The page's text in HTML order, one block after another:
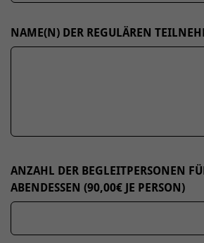
NAME(N) DER REGULÄREN
ANZAHL DER BEGLEITPERSONEN
ABENDESSEN (90,00€ JE PERSON)